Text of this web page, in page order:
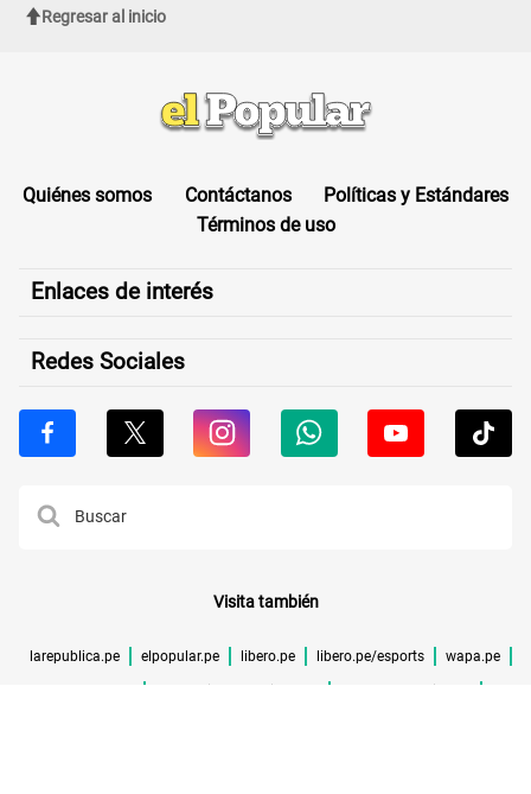
Regresar al inicio
Quiénes somos Contáctanos
Políticas y Estándares
Términos de uso
Enlaces de interés
Redes Sociales
Visita también
larepublica.pe elpopular.pe libero.pe libero.pe/esports wapa.pe
larepublica.pe/verificador lrmas.larepublica.pe